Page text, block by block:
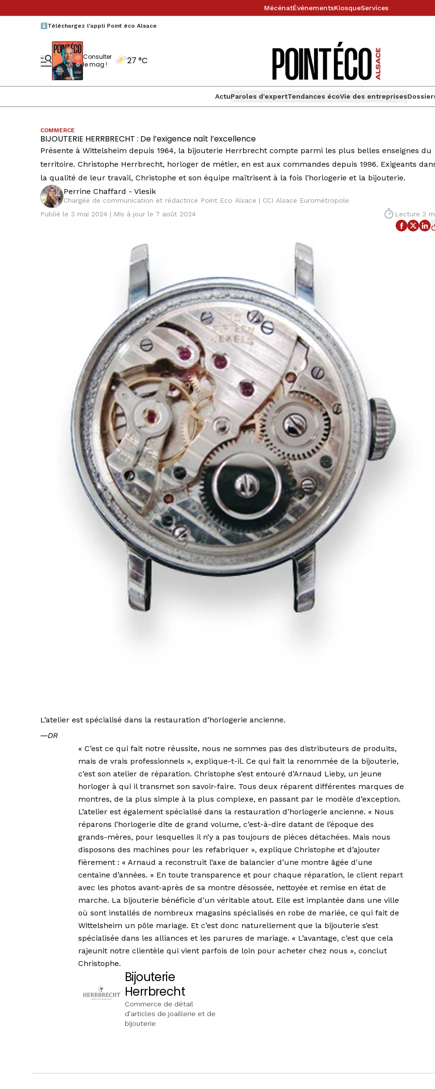
MécénatÉvénementsKiosqueServices
⬇️Téléchargez l'appli Point éco Alsace
Consulter
le mag !
27 °C
ActuParoles d'expertTendances écoVie des entreprises
COMMERCE
BIJOUTERIE HERRBRECHT : De l’exigence naît l’excellence
Présente à Wittelsheim depuis 1964, la bijouterie Herrbrecht compte parmi les plus belles enseignes du
territoire. Christophe Herrbrecht, horloger de métier, en est aux commandes depuis 1996. Exigeants
la qualité de leur travail, Christophe et son équipe maîtrisent à la fois l’horlogerie et la bijouterie.
Perrine Chaffard - Vlesik
Chargée de communication et rédactrice Point Eco Alsace | CCI Alsace Eurométropole
Publié le 3 mai 2024 | Mis à jour le 7 août 2024
Lecture 2
L’atelier est spécialisé dans la restauration d’horlogerie ancienne.
―DR
« C’est ce qui fait notre réussite, nous ne sommes pas des distributeurs de produits,
mais de vrais professionnels », explique-t-il. Ce qui fait la renommée de la bijouterie,
c’est son atelier de réparation. Christophe s’est entouré d’Arnaud Lieby, un jeune
horloger à qui il transmet son savoir-faire. Tous deux réparent différentes marques de
montres, de la plus simple à la plus complexe, en passant par le modèle d’exception.
L’atelier est également spécialisé dans la restauration d’horlogerie ancienne. « Nous
réparons l’horlogerie dite de grand volume, c’est-à-dire datant de l’époque des
grands-mères, pour lesquelles il n’y a pas toujours de pièces détachées. Mais nous
disposons des machines pour les refabriquer », explique Christophe et d’ajouter
fièrement : « Arnaud a reconstruit l’axe de balancier d’une montre âgée d'une
centaine d’années. » En toute transparence et pour chaque réparation, le client repart
avec les photos avant-après de sa montre désossée, nettoyée et remise en état de
marche. La bijouterie bénéficie d’un véritable atout. Elle est implantée dans une ville
où sont installés de nombreux magasins spécialisés en robe de mariée, ce qui fait de
Wittelsheim un pôle mariage. Et c’est donc naturellement que la bijouterie s’est
spécialisée dans les alliances et les parures de mariage. « L’avantage, c’est que cela
rajeunit notre clientèle qui vient parfois de loin pour acheter chez nous », conclut
Christophe.
Bijouterie
Herrbrecht
Commerce de détail
d’articles de joaillerie et de
bijouterie